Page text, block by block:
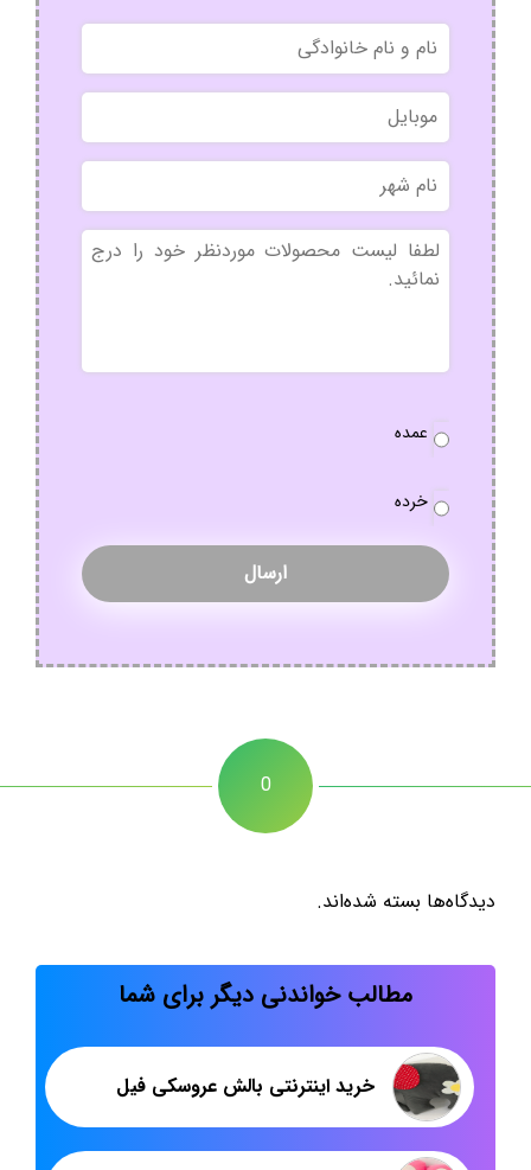
نام
و
نام
خانوادگی
موبایل
نام
شهر
بدون
عنوان
سفارش
عمده
خرده
0
دیدگاه‌ها بسته شده‌اند.
مطالب خواندنی دیگر برای شما
خرید اینترنتی بالش عروسکی فیل